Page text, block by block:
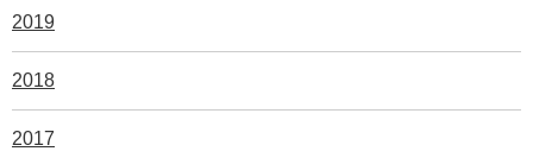
2019
2018
2017